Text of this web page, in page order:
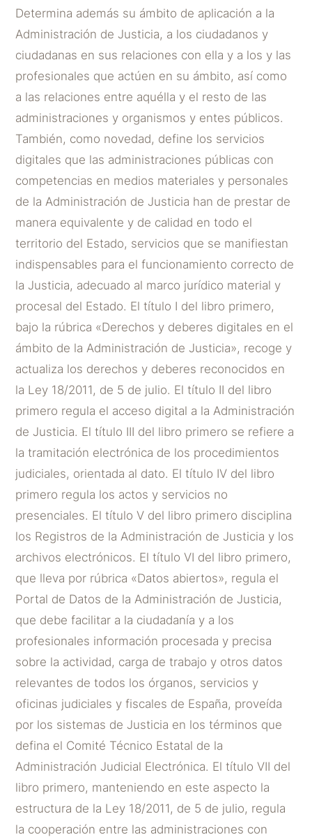
Determina además su ámbito de aplicación a la
Administración de Justicia, a los ciudadanos y
ciudadanas en sus relaciones con ella y a los y las
profesionales que actúen en su ámbito, así como
a las relaciones entre aquélla y el resto de las
administraciones y organismos y entes públicos.
También, como novedad, define los servicios
digitales que las administraciones públicas con
competencias en medios materiales y personales
de la Administración de Justicia han de prestar de
manera equivalente y de calidad en todo el
territorio del Estado, servicios que se manifiestan
indispensables para el funcionamiento correcto de
la Justicia, adecuado al marco jurídico material y
procesal del Estado. El título I del libro primero,
bajo la rúbrica «Derechos y deberes digitales en el
ámbito de la Administración de Justicia», recoge y
actualiza los derechos y deberes reconocidos en
la Ley 18/2011, de 5 de julio. El título II del libro
primero regula el acceso digital a la Administración
de Justicia. El título III del libro primero se refiere a
la tramitación electrónica de los procedimientos
judiciales, orientada al dato. El título IV del libro
primero regula los actos y servicios no
presenciales. El título V del libro primero disciplina
los Registros de la Administración de Justicia y los
archivos electrónicos. El título VI del libro primero,
que lleva por rúbrica «Datos abiertos», regula el
Portal de Datos de la Administración de Justicia,
que debe facilitar a la ciudadanía y a los
profesionales información procesada y precisa
sobre la actividad, carga de trabajo y otros datos
relevantes de todos los órganos, servicios y
oficinas judiciales y fiscales de España, proveída
por los sistemas de Justicia en los términos que
defina el Comité Técnico Estatal de la
Administración Judicial Electrónica. El título VII del
libro primero, manteniendo en este aspecto la
estructura de la Ley 18/2011, de 5 de julio, regula
la cooperación entre las administraciones con